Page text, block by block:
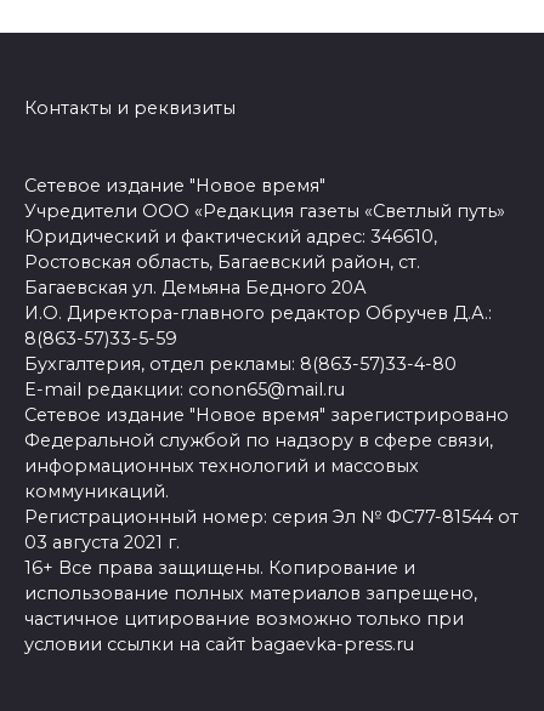
Контакты и реквизиты
Сетевое издание "Новое время"
Учредители ООО «Редакция газеты «Светлый путь»
Юридический и фактический адрес: 346610,
Ростовская область, Багаевский район, ст.
Багаевская ул. Демьяна Бедного 20А
И.О. Директора-главного редактор Обручев Д.А.:
8(863-57)33-5-59
Бухгалтерия, отдел рекламы: 8(863-57)33-4-80
E-mail редакции: conon65@mail.ru
Сетевое издание "Новое время" зарегистрировано
Федеральной службой по надзору в сфере связи,
информационных технологий и массовых
коммуникаций.
Регистрационный номер: серия Эл № ФС77-81544 от
03 августа 2021 г.
16+ Все права защищены. Копирование и
использование полных материалов запрещено,
частичное цитирование возможно только при
условии ссылки на сайт bagaevka-press.ru